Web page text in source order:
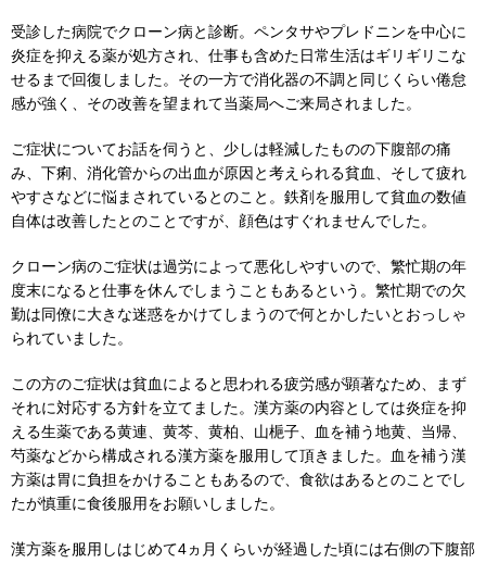
受診した病院でクローン病と診断。ペンタサやプレドニンを中心に
炎症を抑える薬が処方され、仕事も含めた日常生活はギリギリこな
せるまで回復しました。その一方で消化器の不調と同じくらい倦怠
感が強く、その改善を望まれて当薬局へご来局されました。
ご症状についてお話を伺うと、少しは軽減したものの下腹部の痛
み、下痢、消化管からの出血が原因と考えられる貧血、そして疲れ
やすさなどに悩まされているとのこと。鉄剤を服用して貧血の数値
自体は改善したとのことですが、顔色はすぐれませんでした。
クローン病のご症状は過労によって悪化しやすいので、繁忙期の年
度末になると仕事を休んでしまうこともあるという。繁忙期での欠
勤は同僚に大きな迷惑をかけてしまうので何とかしたいとおっしゃ
られていました。
この方のご症状は貧血によると思われる疲労感が顕著なため、まず
それに対応する方針を立てました。漢方薬の内容としては炎症を抑
える生薬である黄連、黄芩、黄柏、山梔子、血を補う地黄、当帰、
芍薬などから構成される漢方薬を服用して頂きました。血を補う漢
方薬は胃に負担をかけることもあるので、食欲はあるとのことでし
たが慎重に食後服用をお願いしました。
漢方薬を服用しはじめて4ヵ月くらいが経過した頃には右側の下腹部